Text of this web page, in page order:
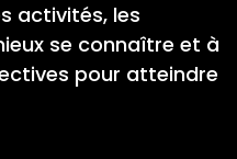
activités, les
se connaître et à
pour atteindre